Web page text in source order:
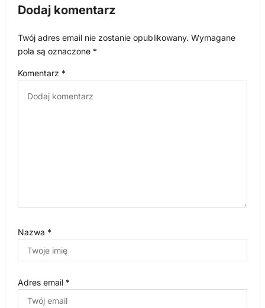
j
w
p
i
Dodaj komentarz
Twój adres email nie zostanie opublikowany. Wymagane
pola są oznaczone *
Komentarz *
Nazwa *
Adres email *